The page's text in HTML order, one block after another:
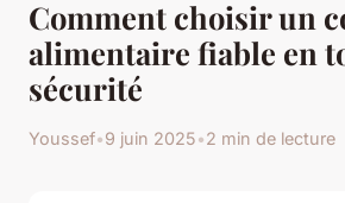
Comment choisir un
alimentaire fiable en
sécurité
Youssef•9 juin 2025•2 min de lecture